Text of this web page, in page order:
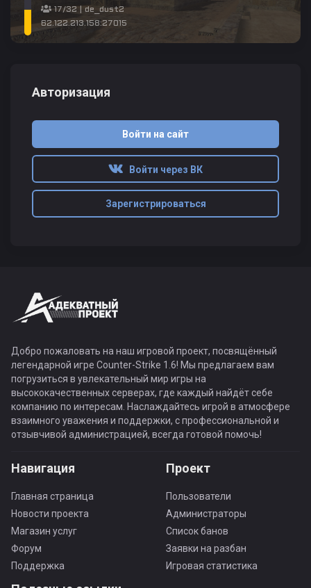
17/32 | de_dust2
62.122.213.158:27015
Авторизация
Войти на сайт
Войти через ВК
Зарегистрироваться
Добро пожаловать на наш игровой проект, посвящённый
легендарной игре Counter-Strike 1.6! Мы предлагаем вам
погрузиться в увлекательный мир игры на
высококачественных серверах, где каждый найдёт себе
компанию по интересам. Наслаждайтесь игрой в атмосфере
взаимного уважения и поддержки, с профессиональной и
отзывчивой администрацией, всегда готовой помочь!
Навигация
Главная страница
Новости проекта
Магазин услуг
Форум
Поддержка
Проект
Пользователи
Администраторы
Список банов
Заявки на разбан
Игровая статистика